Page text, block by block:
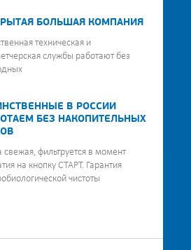
БОЛЬШАЯ КОМПАНИЯ
техническая и
службы работают без
В РОССИИ
БЕЗ НАКОПИТЕЛЬНЫХ
свежая, фильтруется в момент
на кнопку СТАРТ. Гарантия
чистоты